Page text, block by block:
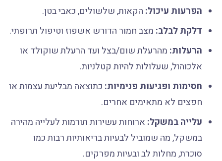
הפרעות עיכול:הקאות, שלשולים, כאבי בטן.
דלקת לבלב:מצב חמור הדורש אשפוז וטיפול תרופתי.
הרעלות:מהרעלת שום/בצל ועד הרעלת שוקולד או
אלכוהול, שעלולות להיות קטלניות.
חסימות ופגיעות פנימיות:כתוצאה מבליעת עצמות או
חפצים לא מתאימים אחרים.
עלייה במשקל:ארוחות עשירות תורמות לעלייה מהירה
במשקל, מה שמוביל לבעיות בריאותיות רבות כמו
סוכרת, מחלות לב ובעיות מפרקים.